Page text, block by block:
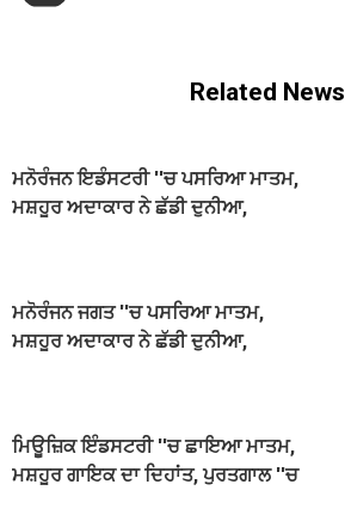
Related News
ਮਨੋਰੰਜਨ ਇਡੰਸਟਰੀ ''ਚ ਪਸਰਿਆ ਮਾਤਮ,
ਮਸ਼ਹੂਰ ਅਦਾਕਾਰ ਨੇ ਛੱਡੀ ਦੁਨੀਆ,
ਮਨੋਰੰਜਨ ਜਗਤ ''ਚ ਪਸਰਿਆ ਮਾਤਮ,
ਮਸ਼ਹੂਰ ਅਦਾਕਾਰ ਨੇ ਛੱਡੀ ਦੁਨੀਆ,
ਮਿਊਜ਼ਿਕ ਇੰਡਸਟਰੀ ''ਚ ਛਾਇਆ ਮਾਤਮ,
ਮਸ਼ਹੂਰ ਗਾਇਕ ਦਾ ਦਿਹਾਂਤ, ਪੁਰਤਗਾਲ ''ਚ